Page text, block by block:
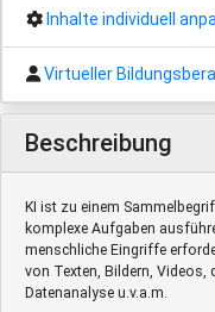
Inhalte individuell
Virtueller
Beschreibung
KI ist zu einem
komplexe Aufgaben
menschliche Eingriffe
von Texten, Bildern, Videos,
Datenanalyse u.v.a.m.